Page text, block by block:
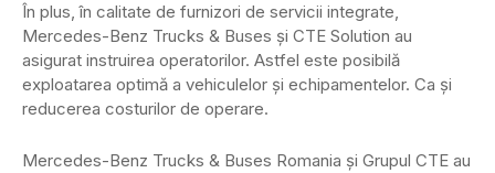
În plus, în calitate de furnizori de servicii integrate,
Mercedes-Benz Trucks & Buses și CTE Solution au
asigurat instruirea operatorilor. Astfel este posibilă
exploatarea optimă a vehiculelor și echipamentelor. Ca și
reducerea costurilor de operare.
Mercedes-Benz Trucks & Buses Romania și Grupul CTE au